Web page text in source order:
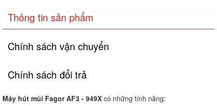
Thông tin sản phẩm
Chính sách vận chuyển
Chính sách đổi trả
Máy hút mùi Fagor AF3 - 949X có những tính năng: